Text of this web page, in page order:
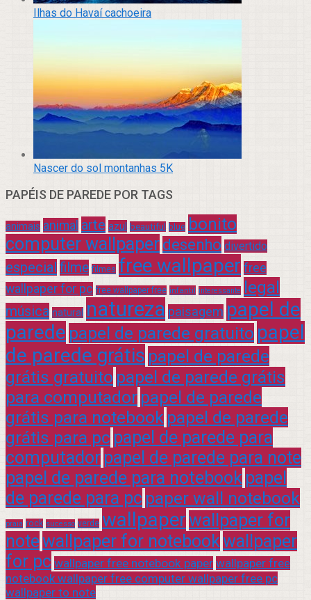
Ilhas do Havaí cachoeira
Nascer do sol montanhas 5K
PAPÉIS DE PAREDE POR TAGS
animais animal arte azul beautiful blue bonito
computer wallpaper desenho divertido
especial filme filmes free wallpaper free
wallpaper for pc free wallpaper free infantil interessante legal
música natural natureza paisagem papel de
parede papel de parede gratuito papel
de parede grátis papel de parede
grátis gratuito papel de parede grátis
para computador papel de parede
grátis para notebook papel de parede
grátis para pc papel de parede para
computador papel de parede para note
papel de parede para notebook papel
de parede para pc paper wall notebook
praia rock sucesso verde wallpaperwallpaper for
notewallpaper for notebookwallpaper
for pc wallpaper free notebook paper wallpaper free
notebook wallpaper free computer wallpaper free pc
wallpaper to note